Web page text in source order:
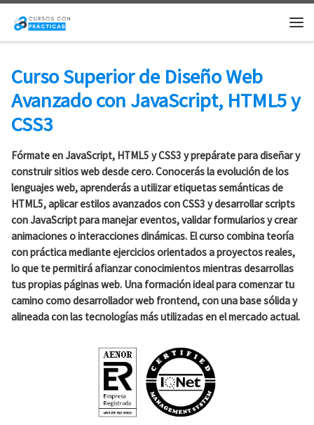
Saltar al contenido
Curso Superior de Diseño Web
Avanzado con JavaScript, HTML5 y
CSS3
Fórmate en JavaScript, HTML5 y CSS3 y prepárate para diseñar y
construir sitios web desde cero. Conocerás la evolución de los
lenguajes web, aprenderás a utilizar etiquetas semánticas de
HTML5, aplicar estilos avanzados con CSS3 y desarrollar scripts
con JavaScript para manejar eventos, validar formularios y crear
animaciones o interacciones dinámicas. El curso combina teoría
con práctica mediante ejercicios orientados a proyectos reales,
lo que te permitirá afianzar conocimientos mientras desarrollas
tus propias páginas web. Una formación ideal para comenzar tu
camino como desarrollador web frontend, con una base sólida y
alineada con las tecnologías más utilizadas en el mercado actual.